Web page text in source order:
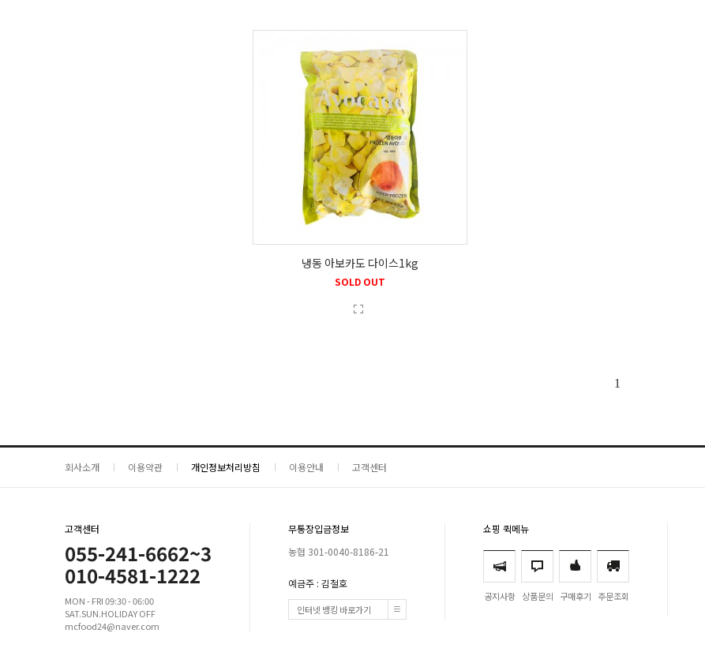
냉동 아보카도 다이스1kg
SOLD OUT
1
회사소개 이용약관 개인정보처리방침 이용안내 고객센터
고객센터
055-241-6662~3
010-4581-1222
MON - FRI 09:30 - 06:00
SAT.SUN.HOLIDAY OFF
mcfood24@naver.com
무통장입금정보
농협 301-0040-8186-21
예금주 : 김철호
인터넷 뱅킹 바로가기
쇼핑 퀵메뉴
공지사항 상품문의 구매후기 주문조회